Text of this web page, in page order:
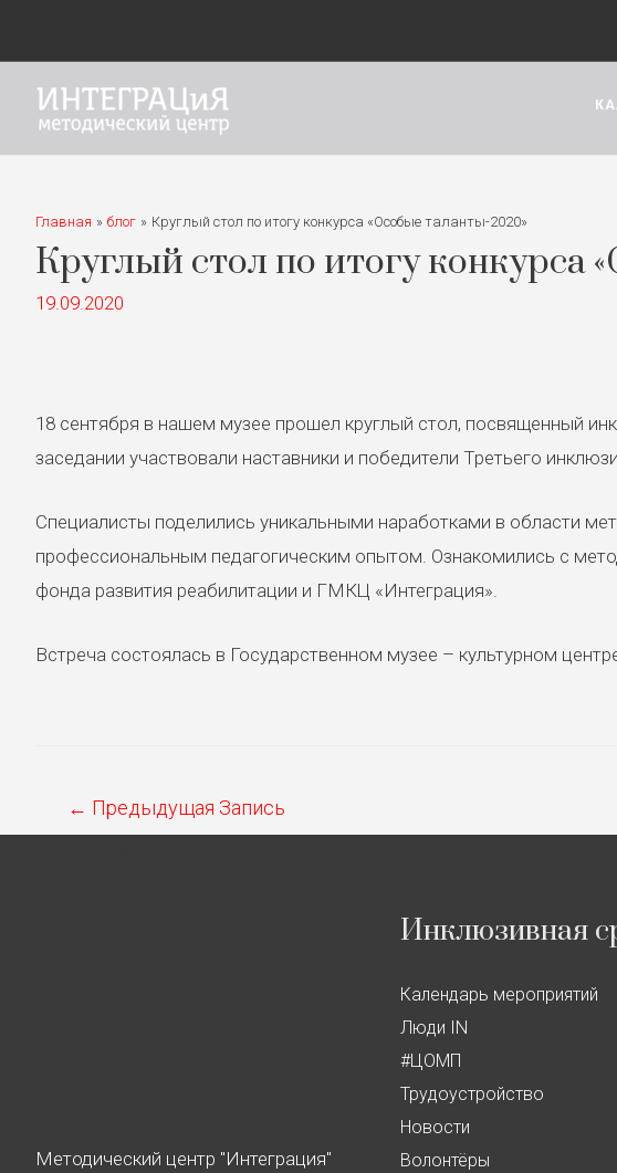
Главная блог Круглый стол по итогу конкурса «Особые таланты-2020»
Круглый стол по итогу конкурса
19.09.2020
18 сентября в нашем музее прошел круглый стол, посвященный
заседании участвовали наставники и победители Третьего
Специалисты поделились уникальными наработками в области
профессиональным педагогическим опытом. Ознакомились с
фонда развития реабилитации и ГМКЦ «Интеграция».
Встреча состоялась в Государственном музее – культурном
Навигация
по
← Предыдущая Запись
Методический центр "Интеграция"
Инклюзивная
Календарь мероприятий
Люди IN
#ЦОМП
Трудоустройство
Новости
Волонтёры